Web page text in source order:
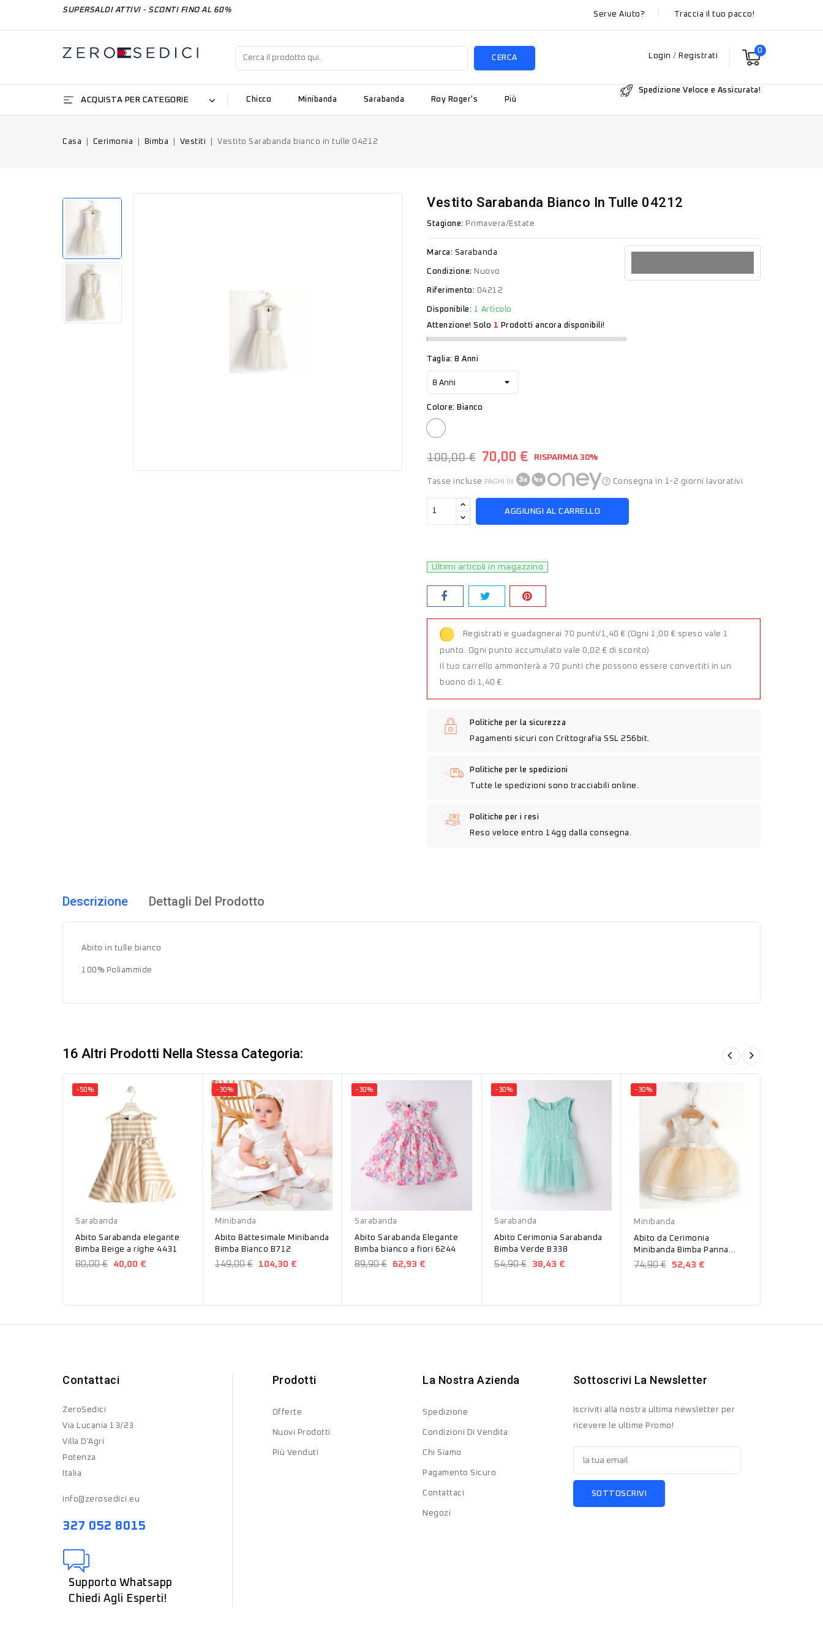
SUPERSALDI ATTIVI - SCONTI FINO AL 60%
Serve Aiuto? Traccia il tuo pacco!
0
Login / Registrati
CERCA
ACQUISTA PER CATEGORIE Chicco Minibanda Sarabanda Roy Roger's Più
Spedizione Veloce e Assicurata!
Casa Cerimonia Bimba Vestiti Vestito Sarabanda bianco in tulle 04212
Vestito Sarabanda Bianco In Tulle 04212
Stagione: Primavera/Estate
Marca: Sarabanda
Condizione: Nuovo
Riferimento: 04212
Disponibile: 1 Articolo
Attenzione! Solo 1 Prodotti ancora disponibili!
Taglia: 8 Anni
Colore: Bianco
Bianco
100,00 € 70,00 € RISPARMIA 30%
Tasse incluse PAGHI IN Consegna in 1-2 giorni lavorativi
AGGIUNGI AL CARRELLO
Ultimi articoli in magazzino
Registrati e guadagnerai 70 punti/1,40 € (Ogni 1,00 € speso vale 1
punto. Ogni punto accumulato vale 0,02 € di sconto)
Il tuo carrello ammonterà a 70 punti che possono essere convertiti in un
buono di 1,40 €.
Politiche per la sicurezza
Pagamenti sicuri con Crittografia SSL 256bit.
Politiche per le spedizioni
Tutte le spedizioni sono tracciabili online.
Politiche per i resi
Reso veloce entro 14gg dalla consegna.
Descrizione Dettagli Del Prodotto
Abito in tulle bianco
100% Poliammide
16 Altri Prodotti Nella Stessa Categoria:
Beige
-50%
Sarabanda
Abito Sarabanda elegante
Bimba Beige a righe 4431
80,00 € 40,00 €
Panna
-30%
Minibanda
Abito Battesimale Minibanda
Bimba Bianco B712
149,00 € 104,30 €
-30%
Sarabanda
Abito Sarabanda Elegante
Bimba bianco a fiori 6244
89,90 € 62,93 €
-30%
Sarabanda
Abito Cerimonia Sarabanda
Bimba Verde B338
54,90 € 38,43 €
-30%
Minibanda
Abito da Cerimonia
Minibanda Bimba Panna
4747
74,90 € 52,43 €
Contattaci
ZeroSedici
Via Lucania 13/23
Villa D'Agri
Potenza
Italia
info@zerosedici.eu
327 052 8015
Supporto Whatsapp
Chiedi Agli Esperti!
Prodotti
Offerte
Nuovi Prodotti
Più Venduti
La Nostra Azienda
Spedizione
Condizioni Di Vendita
Chi Siamo
Pagamento Sicuro
Contattaci
Negozi
Sottoscrivi La Newsletter
Iscriviti alla nostra ultima newsletter per
ricevere le ultime Promo!